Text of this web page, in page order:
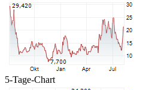
5-Tage-Chart